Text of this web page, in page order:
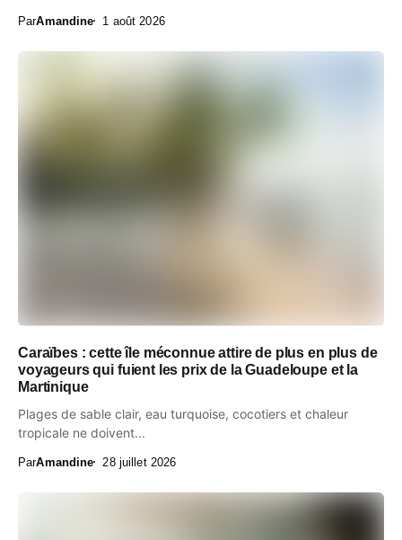
ParAmandine 1 août 2026
Caraïbes : cette île méconnue attire de plus en plus de
voyageurs qui fuient les prix de la Guadeloupe et la
Martinique
Plages de sable clair, eau turquoise, cocotiers et chaleur
tropicale ne doivent...
ParAmandine 28 juillet 2026